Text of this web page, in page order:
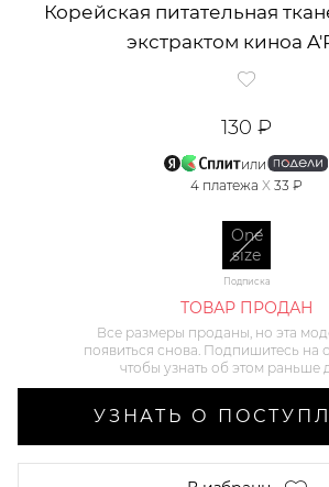
Корейская питательная
экстрактом киноа
130 ₽
или
4 платежа X 33 ₽
One
size
Подписка
ТОВАР ПРОДАН
Все размеры проданы, но эта
появиться снова. Подпишитесь на
чтобы узнать об этом раньше
УЗНАТЬ О